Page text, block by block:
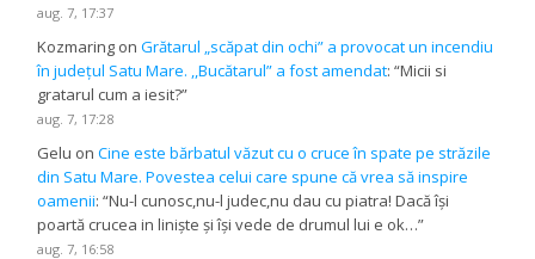
aug. 7, 17:37
Kozmaring onGrătarul „scăpat din ochi” a provocat un incendiu
în județul Satu Mare. ,,Bucătarul” a fost amendat: “Micii si
gratarul cum a iesit?”
aug. 7, 17:28
Gelu onCine este bărbatul văzut cu o cruce în spate pe străzile
din Satu Mare. Povestea celui care spune că vrea să inspire
oamenii: “Nu-l cunosc,nu-l judec,nu dau cu piatra! Dacă își
poartă crucea in liniște și își vede de drumul lui e ok…”
aug. 7, 16:58